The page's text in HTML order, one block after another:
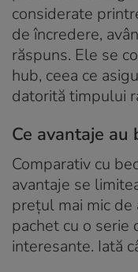
considerate
de încredere,
răspuns. Ele se
hub, ceea ce
datorită timpului
Ce avantaje
Comparativ cu
avantaje se
prețul mai mic de
pachet cu o serie
interesante. Iată